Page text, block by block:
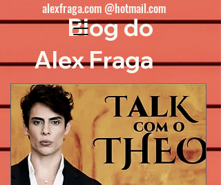
Blog do
Alex Fraga
alexfraga.com @hotmail.com